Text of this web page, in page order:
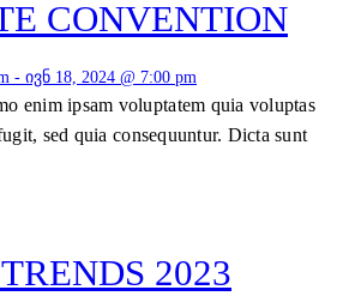
CONVENTION
- ივნ 18, 2024 @ 7:00 pm
enim ipsam voluptatem quia voluptas
sed quia consequuntur. Dicta sunt
2023